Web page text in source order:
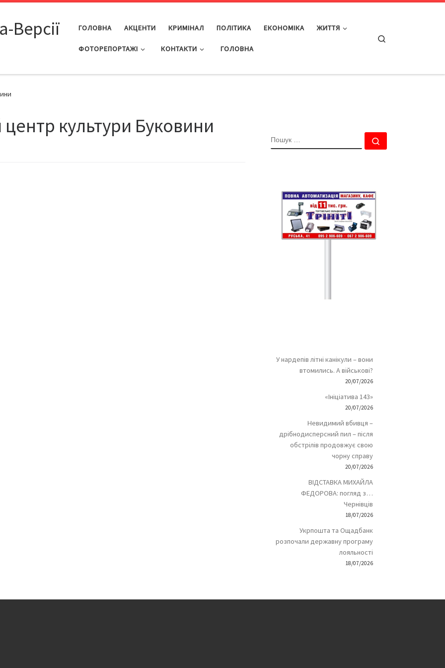
Версії ГОЛОВНА АКЦЕНТИ КРИМІНАЛ ПОЛІТИКА ЕКОНОМІКА ЖИТТЯ
ФОТОРЕПОРТАЖІ КОНТАКТИ ГОЛОВНА
культури Буковини ПОШУК
У нардепів літні канікули – вони
втомились. А військові?
20/07/2026
«Ініціатива 143»
20/07/2026
Невидимий вбивця –
дрібнодисперсний пил – після
обстрілів продовжує свою
чорну справу
20/07/2026
ВІДСТАВКА МИХАЙЛА
ФЕДОРОВА: погляд з…
Чернівців
18/07/2026
Укрпошта та Ощадбанк
розпочали державну програму
лояльності
18/07/2026